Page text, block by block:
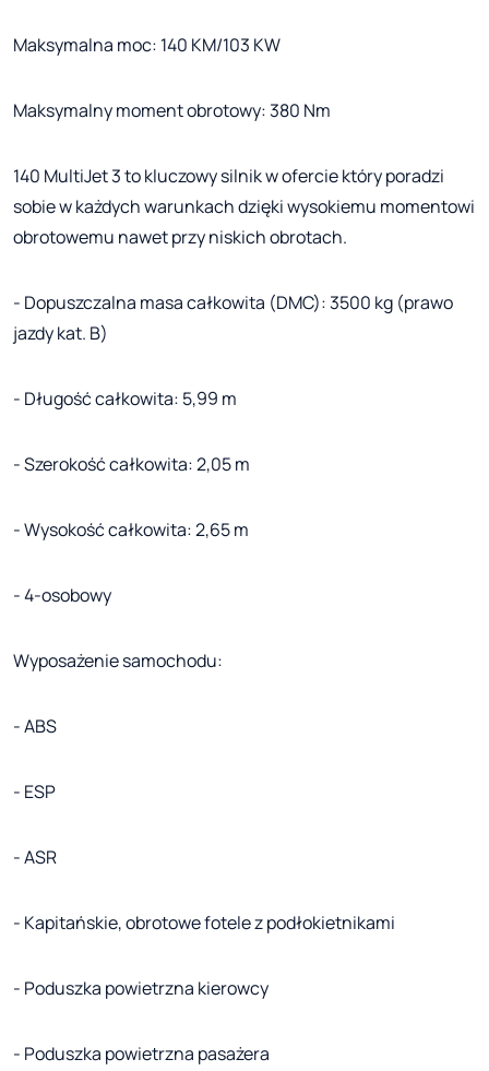
Maksymalna moc: 140 KM/103 KW
Maksymalny moment obrotowy: 380 Nm
140 MultiJet 3 to kluczowy silnik w ofercie który poradzi
sobie w każdych warunkach dzięki wysokiemu momentowi
obrotowemu nawet przy niskich obrotach.
- Dopuszczalna masa całkowita (DMC): 3500 kg (prawo
jazdy kat. B)
- Długość całkowita: 5,99 m
- Szerokość całkowita: 2,05 m
- Wysokość całkowita: 2,65 m
- 4-osobowy
Wyposażenie samochodu:
- ABS
- ESP
- ASR
- Kapitańskie, obrotowe fotele z podłokietnikami
- Poduszka powietrzna kierowcy
- Poduszka powietrzna pasażera